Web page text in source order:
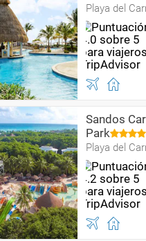
Playa del
Sandos
Park
Playa del